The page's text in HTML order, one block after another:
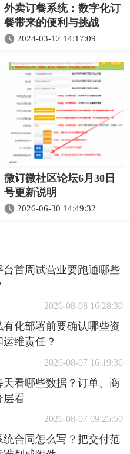
外卖订餐系统：数字化订
餐带来的便利与挑战
2024-03-12 14:17:09
微订微社区论坛6月30日
号更新说明
2026-06-30 14:49:32
台首周试营业要跑通哪些
2026-08-08 16:28:30
有化部署前要确认哪些资
维责任？
2026-08-07 16:19:36
天看哪些数据？订单、商
层看
2026-08-07 09:25:50
统合同怎么写？把交付范